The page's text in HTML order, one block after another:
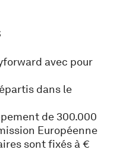
avec pour
dans le
de 300.000
Européenne
sont fixés à €